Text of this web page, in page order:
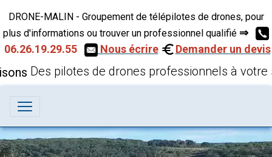
DRONE-MALIN - Groupement de télépilotes de drones, pour
plus d'informations ou trouver un professionnel qualifié ⇒
06.26.19.29.55
Nous écrire Demander un devis
Des pilotes de drones professionnels à votre